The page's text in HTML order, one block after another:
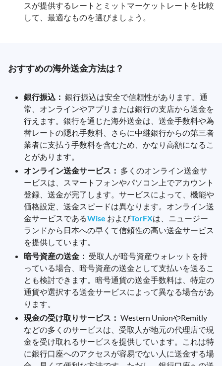
スが提供するレートとミットマーケットレートを比較
して、最適なものを選びましょう。
おすすめの海外送金方法は？
銀行振込： 銀行振込は安全で信頼性があります。通
常、オンラインやアプリまたは銀行の支店から送金を
行えます。銀行を通じた海外送金は、送金手数料や為
替レートの隠れ手数料、さらに中継銀行からの第三者
業者に支払う手数料を含むため、かなり高額になるこ
とがあります。
オンライン送金サービス： 多くのオンライン送金サ
ービスは、スマートフォンやパソコン上でアカウント
登録、送金が完了します。サービスによって、機能や
価格設定、送金スピードは異なります。オンライン送
金サービスであるWise およびTorFXは、ニュージー
ランドから日本への早くて信頼性の高い送金サービス
を提供しています。
暗号資産の送金： 受取人が暗号資産ウォレットを持
っている場合、暗号資産の送金として支払いを送るこ
とも検討できます。暗号通貨の送金手数料は、特定の
通貨や選択する送金サービスによって異なる場合があ
ります。
現金の受け取りサービス： Western UnionやRemitly
などの多くのサービスは、受取人が地元の代理店で現
金を受け取れるサービスを提供しています。これは特
に銀行口座へのアクセスが容易でない人に送金する場